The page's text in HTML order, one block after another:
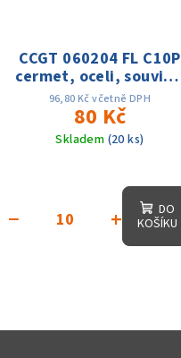
CCGT 060204 FL C10P
cermet, oceli, souvislý
řez, Ap: 0.15-1.5mm;
f:0.03-0.08,Vc:180-
350m/min
96,80 Kč včetně DPH
80 Kč
Skladem (20 ks)
+
−
DO
KOŠÍKU